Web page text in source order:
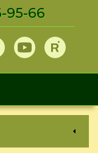
95-66